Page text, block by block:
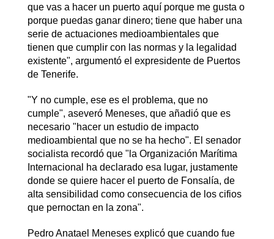
que vas a hacer un puerto aquí porque me gusta o
porque puedas ganar dinero; tiene que haber una
serie de actuaciones medioambientales que
tienen que cumplir con las normas y la legalidad
existente", argumentó el expresidente de Puertos
de Tenerife.
"Y no cumple, ese es el problema, que no
cumple", aseveró Meneses, que añadió que es
necesario "hacer un estudio de impacto
medioambiental que no se ha hecho". El senador
socialista recordó que "la Organización Marítima
Internacional ha declarado esa lugar, justamente
donde se quiere hacer el puerto de Fonsalía, de
alta sensibilidad como consecuencia de los cifios
que pernoctan en la zona".
Pedro Anatael Meneses explicó que cuando fue